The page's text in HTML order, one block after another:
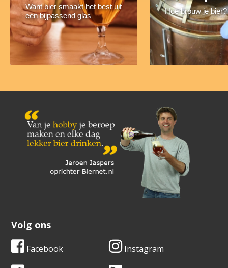
Want bier smaakt het best uit
een bijpassend glas
Hoe brouw je bier?
Volg ons
Facebook Instagram